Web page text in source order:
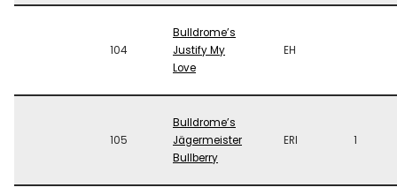
104
Bulldrome’s
Justify My
Love
EH
105
Bulldrome’s
Jägermeister
Bullberry
ERI 1